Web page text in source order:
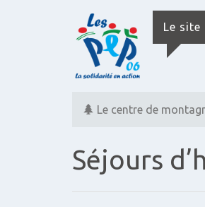
Le site
Le centre de
Séjours